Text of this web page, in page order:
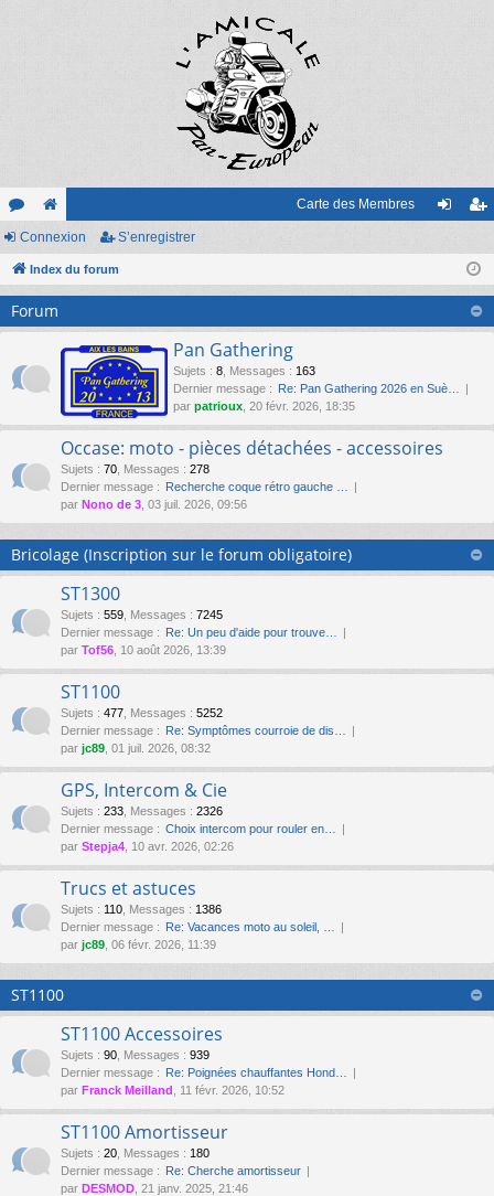
or
u
m
s
e
sit
Carte des Membres
on
nr
eg
ist
Connexion S’enregistrer
Index du forum
Forum
Pan Gathering
Sujets : 8 Messages : 163
Dernier message : Re: Pan Gathering 2026 en Suè…
par patrioux , 20 févr. 2026, 18:35
Occase: moto - pièces détachées - accessoires
Sujets : 70 Messages : 278
Dernier message : Recherche coque rétro gauche …
par Nono de 3 , 03 juil. 2026, 09:56
Bricolage (Inscription sur le forum obligatoire)
ST1300
Sujets : 559 Messages : 7245
Dernier message : Re: Un peu d'aide pour trouve…
par Tof56 , 10 août 2026, 13:39
ST1100
Sujets : 477 Messages : 5252
Dernier message : Re: Symptômes courroie de dis…
par jc89 , 01 juil. 2026, 08:32
GPS, Intercom & Cie
Sujets : 233 Messages : 2326
Dernier message : Choix intercom pour rouler en…
par Stepja4 , 10 avr. 2026, 02:26
Trucs et astuces
Sujets : 110 Messages : 1386
Dernier message : Re: Vacances moto au soleil, …
par jc89 , 06 févr. 2026, 11:39
ST1100
ST1100 Accessoires
Sujets : 90 Messages : 939
Dernier message : Re: Poignées chauffantes Hond…
par Franck Meilland , 11 févr. 2026, 10:52
ST1100 Amortisseur
Sujets : 20 Messages : 180
Dernier message : Re: Cherche amortisseur
par DESMOD , 21 janv. 2025, 21:46